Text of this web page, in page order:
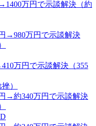
万円で示談解決（約
→980万円で示談解決
万円で示談解決（355
）
→約340万円で示談解決